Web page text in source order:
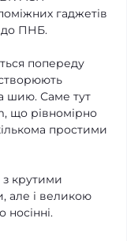
гаджетів
до ПНБ.
попереду
шию. Саме тут
що рівномірно
простими
крутими
але і великою